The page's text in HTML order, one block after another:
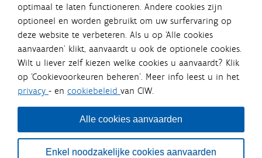
optimaal te laten functioneren. Andere cookies zijn
optioneel en worden gebruikt om uw surfervaring op
deze website te verbeteren. Als u op ‘Alle cookies
aanvaarden’ klikt, aanvaardt u ook de optionele cookies.
Wilt u liever zelf kiezen welke cookies u aanvaardt? Klik
op ‘Cookievoorkeuren beheren’. Meer info leest u in het
privacy - en cookiebeleid van CIW.
Alle cookies aanvaarden
Enkel noodzakelijke cookies aanvaarden
Integraalwaterbeleid.be is een
officiële website van de Vlaamse
overheid
uitgegeven door Coördinatiecommissie Integraal
Waterbeleid
De Coördinatiecommissie Integraal Waterbeleid (CIW) is een
bestuursniveaus die bij het waterbeleid betrokken zijn. Ook
waterbedrijven nemen deel aan het overleg. Deze
samenwerking zorgt voor een gecoördineerde en
geïntegreerde aanpak van het waterbeleid en waterbeheer
in Vlaanderen.